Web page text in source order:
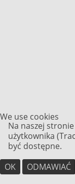
We use cookies
Na naszej
użytkownika
być dostępne.
OK
ODMAWIAĆ